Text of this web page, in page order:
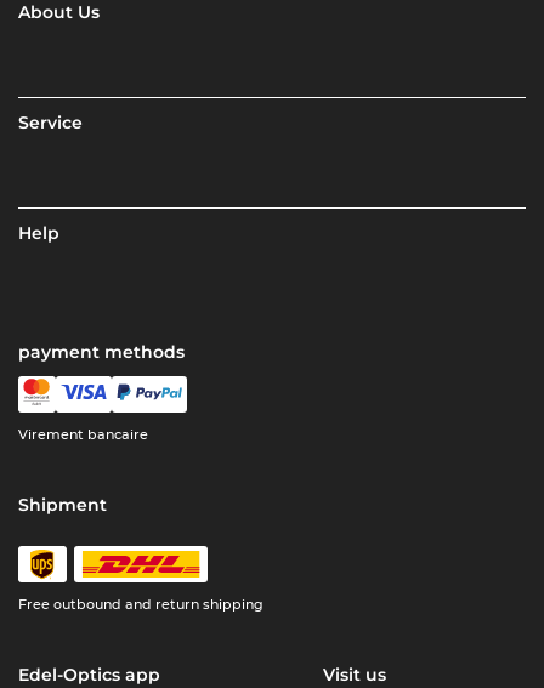
About Us
Service
Help
payment methods
Virement bancaire
Shipment
Free outbound and return shipping
Edel-Optics app Visit us